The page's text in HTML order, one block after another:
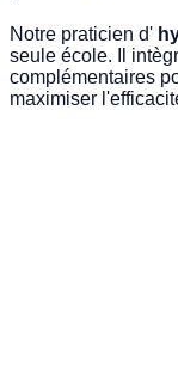
Notre praticien d'
seule école. Il
complémentaires
maximiser